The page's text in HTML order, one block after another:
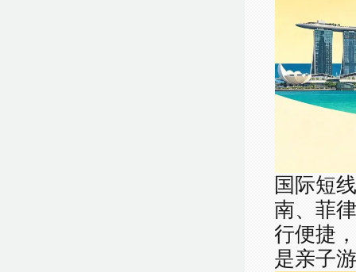
国际短
南、菲
行便捷
是亲子